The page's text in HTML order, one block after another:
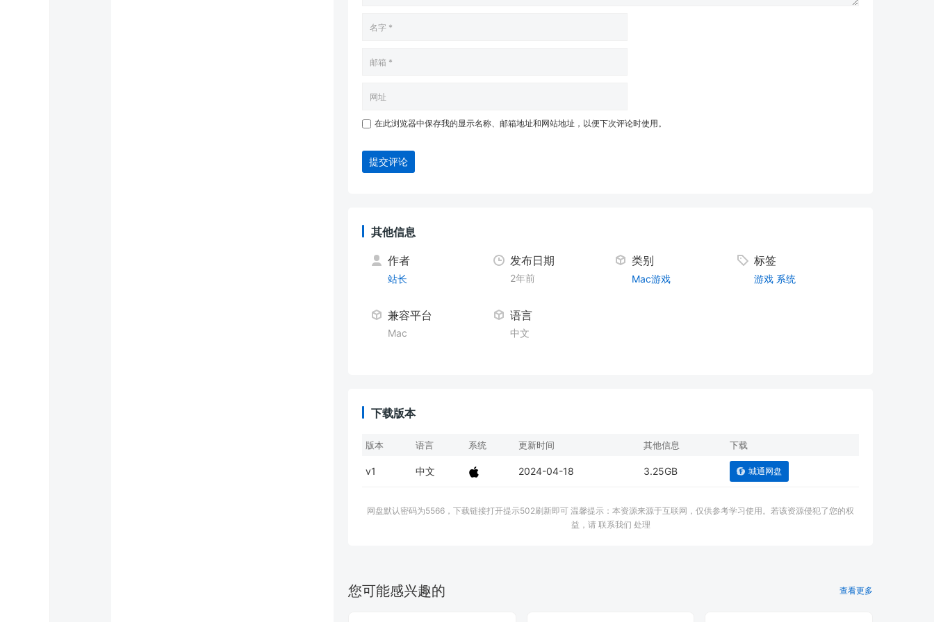
在此浏览器中保存我的显示名称、邮箱地址和网站地址，以便下次评论时使用。
提交评论
其他信息
作者
站长
发布日期
2年前
类别
Mac游戏
标签
游戏 系统
兼容平台
Mac
语言
中文
下载版本
版本 语言 系统 更新时间 其他信息 下载
v1 中文 2024-04-18 3.25GB 城通网盘
网盘默认密码为5566，下载链接打开提示502刷新即可 温馨提示：本资源来源于互联网，仅供参考学习使用。若该资源侵犯了您的权
益，请 联系我们 处理
您可能感兴趣的 查看更多